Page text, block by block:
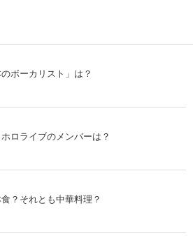
ボーカリスト」は？
ロライブのメンバーは？
？それとも中華料理？